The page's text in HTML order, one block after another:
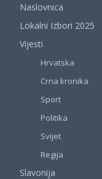
Naslovnica
Lokalni Izbori 2025
Vijesti
Hrvatska
Crna kronika
Sport
Politika
Svijet
Regija
Slavonija